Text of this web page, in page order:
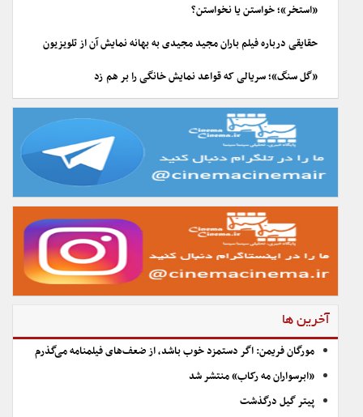
«استخر»؛ خواستن یا نخواستن؟
حقایقی درباره فیلم باران مجید مجیدی به بهانه نمایش آن از تلویزیون
«گل سنگ»؛ سریالی که قواعد نمایش خانگی را بر هم زد
آخرین ها
مورگان فریمن: اگر دستمزد خوب باشد، از ضعف‌های فیلمنامه می‌گذرم
«ابرسواران مه رکاب» منتشر شد
پیتر گیل درگذشت